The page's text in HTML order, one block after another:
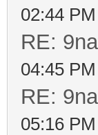
02:44 PM
RE:
04:45 PM
RE:
05:16 PM